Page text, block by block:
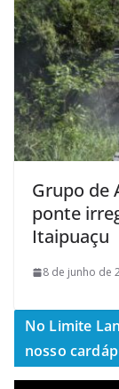
Grupo de
ponte
Itaipuaçu
8 de junho de
No Limite
nosso